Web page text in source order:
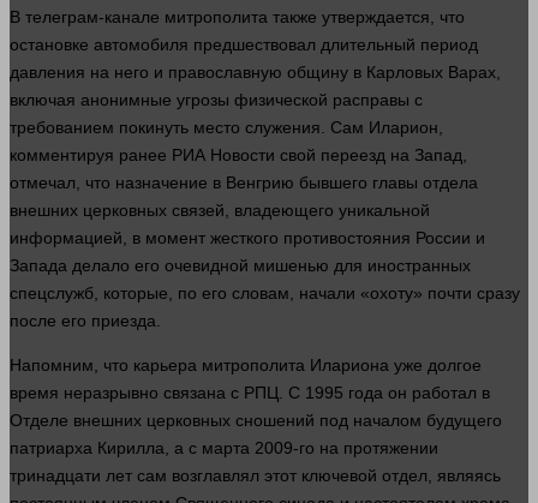
В телеграм-канале митрополита также утверждается, что
остановке автомобиля предшествовал длительный период
давления на него и православную общину в Карловых Варах,
включая анонимные угрозы физической расправы с
требованием покинуть место служения. Сам Иларион,
комментируя ранее РИА Новости свой переезд на Запад,
отмечал, что назначение в Венгрию бывшего главы отдела
внешних церковных связей, владеющего уникальной
информацией, в момент жесткого противостояния России и
Запада делало его очевидной мишенью для иностранных
спецслужб, которые, по его словам, начали «охоту» почти сразу
после его приезда.
Напомним, что карьера митрополита Илариона уже долгое
время неразрывно связана с РПЦ. С 1995 года он работал в
Отделе внешних церковных сношений под началом будущего
патриарха Кирилла, а с марта 2009-го на протяжении
тринадцати лет сам возглавлял этот ключевой отдел, являясь